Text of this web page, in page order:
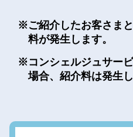
ご紹介したお客さま
料が発生します。
コンシェルジュサー
場合、紹介料は発生し